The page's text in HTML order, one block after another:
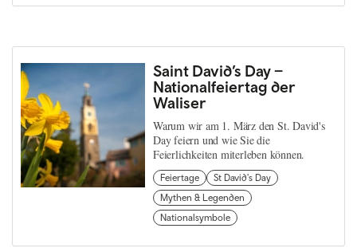
Saint David’s Day –
Nationalfeiertag der
Waliser
Warum wir am 1. März den St. David's
Day feiern und wie Sie die
Feierlichkeiten miterleben können.
Feiertage
St David's Day
Mythen & Legenden
Nationalsymbole